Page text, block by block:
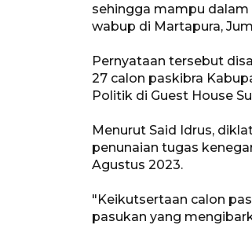
sehingga mampu
wabup di Martapura,
Pernyataan tersebut
27 calon paskibra
Politik di Guest House
Menurut Said Idrus,
penunaian tugas
Agustus 2023.
"Keikutsertaan calon
pasukan yang